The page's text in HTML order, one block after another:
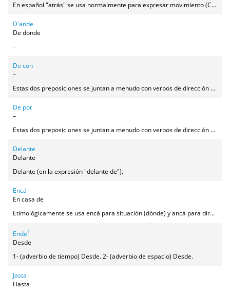
En español "atrás" se usa normalmente para expresar movimiento (Cuando llegó la policía, la gente se echó atrás) y "detrás de/tras" para expresar posición (El perro está detrás de/tras la puerta). Pero también es posible usar "atrás" (o detrás) para posición si no es detrás de nada concreto, sino simplemente en la parte de atrás (Los niños están sentados atrás/detrás). En peraleo el uso es parecido pero con algunas matizaciones. Cuando se usa "atrás" para movimiento casi siempre va con "pa" (La gente s'echó p'atrás). También se puede usar "tras" para movimiento con idea de seguir o perseguir (El muchacho se jué corriendo tras el perro). Para expresar posición con respecto a algo siempre se usa "detrás de", no se usa "tras" (La escoba está detrás de la puerta). Para posición absoluta, sin ninguna referencia, se usa "atrás", nunca "detrás" (Los niños están sentados atrás); si en un caso así usáramos "detrás" estaríamos dejando sobreentendida la referencia (están sentaos ahí detrás = detrás de nosotros). También se usa "atrás" (y no tanto "detrás") para referirse a la parte trasera de algo, normalmente con "por" (T'has manchao la camisa por atrás). La expresión "de X p'atrás", muy usada, significa "más allá de" (De esa fila p'atrás hay que quitar toas las sillas). Se prefiere a otras formas consideradas más finas como: a partir de ahí, desde ahí hacia allá, de ahí hacia atrás. Es forma paralela a la opuesta "de X p'alante", igualmente muy usada.
D'ande
De donde
–
De con
–
Estas dos preposiciones se juntan a menudo con verbos de dirección o movimiento, especialmente con el verbo venir (presente o sobreentendido) para expresar que uno ha estado en compañía de alguien o algo.
De por
–
Estas dos preposiciones se juntan a menudo con verbos de dirección o movimiento, especialmente el verbo venir (presente o sobreentendido) para expresar que hemos ido a buscar algo.
Delante
Delante
Delante (en la expresión "delante de").
Encá
En casa de
Etimológicamente se usa encá para situación (dónde) y ancá para dirección (adónde), pero en la actualidad la frontera entre ambas preposiciones está difuminada, o tal vez lo estuvo desde siempre, teniendo en cuenta el uso de EN y A en la Edad Media, de modo que nos encontramos con este uso: SITUACIÓN: encá, anca→ Pili no está aquí, está encá su madre / Se venden manteles ancá la tía Josefa. DIRECCIÓN: ancá→ Voy ancá'l tió Andrés / Fernando no está, s'ha ío ancá su agüela. (Más raramente) encá→ Voy a un recao encá'l aguacil. A esto habría que añadir que si la percepción de algunos hablantes es correcta, algunas personas en Peraleda utilizan encá y ancá indistintamente y otras tienden a usar encá cuando se habla de algo cercano y familiar (encá mi padre) y ancá cuando es más lejano, desconocido o difuso (ancá el tío Fulano). Sea o no correcta esta intuición, es una muestra más de lo difuminada que está la diferencia entre ambas preposiciones.
Ende1
Desde
1- (adverbio de tiempo) Desde. 2- (adverbio de espacio) Desde.
Jasta
Hasta